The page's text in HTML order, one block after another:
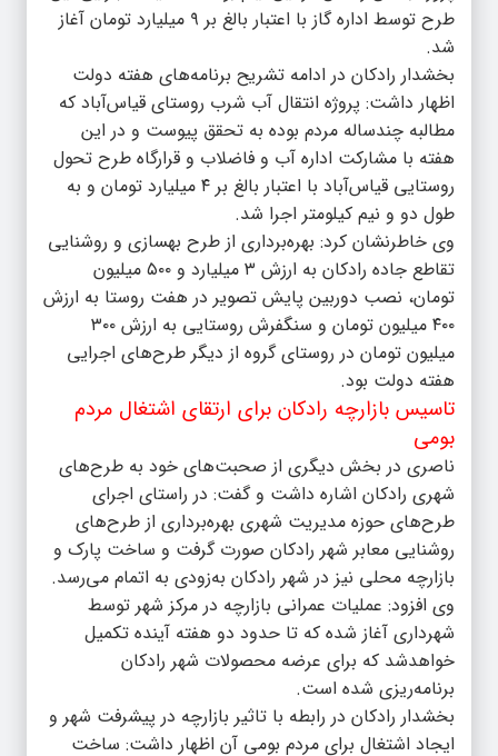
طرح توسط اداره گاز با اعتبار بالغ بر ۹ میلیارد تومان آغاز
شد.
بخشدار رادکان در ادامه تشریح برنامه‌های هفته دولت
اظهار داشت:‌ پروژه انتقال آب شرب روستای قیاس‌آباد که
مطالبه چندساله مردم بوده به تحقق پیوست و در این
هفته با مشارکت اداره آب و فاضلاب و قرارگاه طرح تحول
روستایی قیاس‌آباد با اعتبار بالغ بر ۴ میلیارد تومان و به
طول دو و نیم کیلومتر اجرا شد.
وی خاطرنشان کرد: بهره‌برداری از طرح بهسازی و روشنایی
تقاطع جاده رادکان به ارزش ۳ میلیارد و ۵۰۰ میلیون
تومان، نصب دوربین پایش تصویر در هفت روستا به ارزش
۴۰۰ میلیون تومان و سنگفرش روستایی به ارزش ۳۰۰
میلیون تومان در روستای گروه از دیگر طرح‌های اجرایی
هفته دولت بود.
تاسیس بازارچه رادکان برای ارتقای اشتغال مردم
بومی
ناصری در بخش دیگری از صحبت‌های خود به طرح‌های
شهری رادکان اشاره داشت و گفت: در راستای اجرای
طرح‌های حوزه مدیریت شهری بهره‌برداری از طرح‌های
روشنایی معابر شهر رادکان صورت گرفت و ساخت پارک و
بازارچه محلی نیز در شهر رادکان به‌‌زودی به‌ اتمام می‌رسد.
وی افزود: عملیات عمرانی بازارچه در مرکز شهر توسط
شهرداری آغاز شده که تا حدود دو هفته آینده تکمیل
خواهدشد که برای عرضه محصولات شهر رادکان
برنامه‌ریزی شده است.
بخشدار رادکان در رابطه با تاثیر بازارچه در پیشرفت شهر و
ایجاد اشتغال برای مردم بومی آن اظهار داشت:‌ ساخت